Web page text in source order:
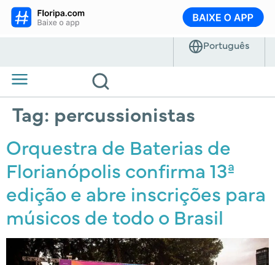
Tag: percussionistas
Orquestra de Baterias de
Florianópolis confirma 13ª
edição e abre inscrições para
músicos de todo o Brasil